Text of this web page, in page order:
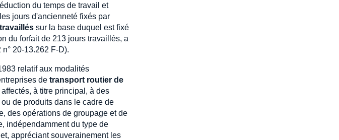
du temps de travail et
jours d'ancienneté fixés par
sur la base duquel est fixé
du forfait de 213 jours travaillés, a
20-13.262 F-D).
relatif aux modalités
de transport routier de
affectés, à titre principal, à des
de produits dans le cadre de
des opérations de groupage et de
indépendamment du type de
appréciant souverainement les